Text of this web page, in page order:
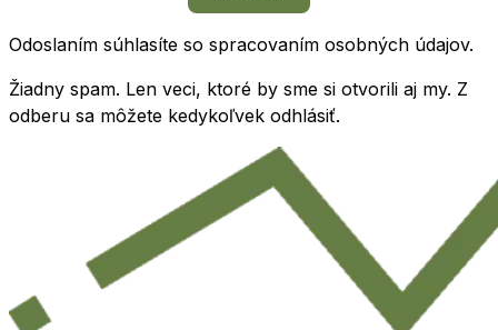
Odoslaním súhlasíte so spracovaním osobných údajov.
Žiadny spam. Len veci, ktoré by sme si otvorili aj my. Z
odberu sa môžete kedykoľvek odhlásiť.